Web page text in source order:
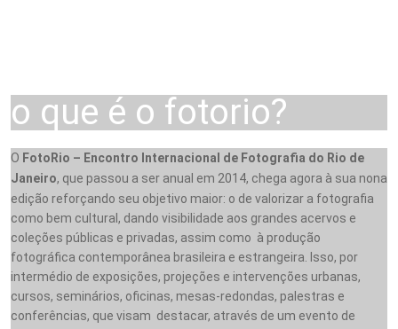
o que é o fotorio?
O FotoRio – Encontro Internacional de Fotografia do Rio de
Janeiro, que passou a ser anual em 2014, chega agora à sua nona
edição reforçando seu objetivo maior: o de valorizar a fotografia
como bem cultural, dando visibilidade aos grandes acervos e
coleções públicas e privadas, assim como à produção
fotográfica contemporânea brasileira e estrangeira. Isso, por
intermédio de exposições, projeções e intervenções urbanas,
cursos, seminários, oficinas, mesas-redondas, palestras e
conferências, que visam destacar, através de um evento de